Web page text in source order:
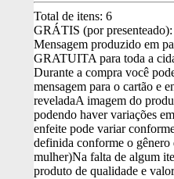
Total de itens: 6
GRÁTIS (por
Mensagem produzido em
GRATUITA para toda a
Durante a compra você
mensagem para o cartão e
reveladaA imagem do
podendo haver variações
enfeite pode variar
definida conforme o gênero
mulher)Na falta de algum
produto de qualidade e